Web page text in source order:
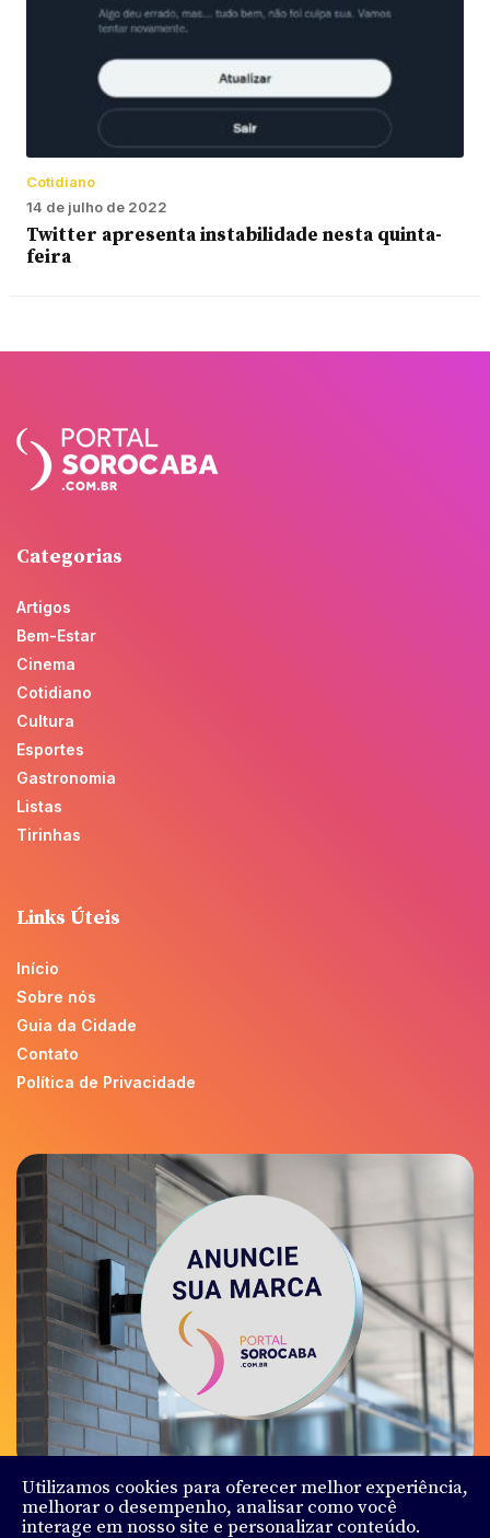
Cotidiano
14 de julho de 2022
Twitter apresenta instabilidade nesta quinta-
feira
Categorias
Artigos
Bem-Estar
Cinema
Cotidiano
Cultura
Esportes
Gastronomia
Listas
Tirinhas
Links Úteis
Início
Sobre nós
Guia da Cidade
Contato
Política de Privacidade
Utilizamos cookies para oferecer melhor experiência,
melhorar o desempenho, analisar como você
interage em nosso site e personalizar conteúdo.